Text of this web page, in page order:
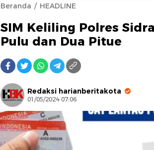
AFN
Beranda HEADLINE
SIM Keliling Polres
Pulu dan Dua Pitue
Redaksi harianberitakota
01/05/2024 07:06